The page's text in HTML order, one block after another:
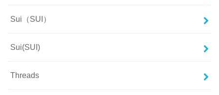
Sui（SUI）
Sui(SUI)
Threads